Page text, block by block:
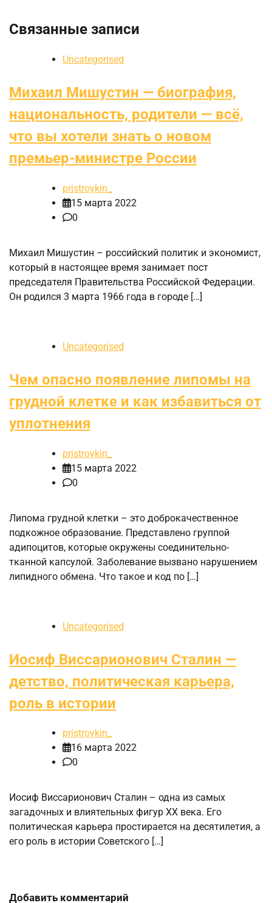
Связанные записи
Uncategorised
Михаил Мишустин — биография,
национальность, родители — всё,
что вы хотели знать о новом
премьер-министре России
pristroykin_
15 марта 2022
0
Михаил Мишустин – российский политик и экономист,
который в настоящее время занимает пост
председателя Правительства Российской Федерации.
Он родился 3 марта 1966 года в городе […]
Uncategorised
Чем опасно появление липомы на
грудной клетке и как избавиться от
уплотнения
pristroykin_
15 марта 2022
0
Липома грудной клетки – это доброкачественное
подкожное образование. Представлено группой
адипоцитов, которые окружены соединительно-
тканной капсулой. Заболевание вызвано нарушением
липидного обмена. Что такое и код по […]
Uncategorised
Иосиф Виссарионович Сталин —
детство, политическая карьера,
роль в истории
pristroykin_
16 марта 2022
0
Иосиф Виссарионович Сталин – одна из самых
загадочных и влиятельных фигур XX века. Его
политическая карьера простирается на десятилетия, а
его роль в истории Советского […]
Добавить комментарий